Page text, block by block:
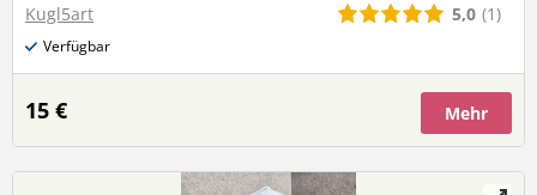
vor Staub u. Schmutz ist das Motiv mit Kerzenlack
überzogen. Kerzenfarbe: weiß Höhe: ca. 15 cm
Durchmesser: 7 cm (Versandkosten werden bei mehreren
Produkten nur einmalig berechnet)
Kugl5art 5,0 (1)
Verfügbar
15 € Mehr